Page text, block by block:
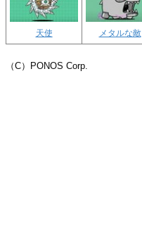
天使 メタルな敵
（C）PONOS Corp.